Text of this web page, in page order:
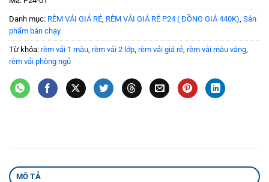
Danh mục: RÈM VẢI GIÁ RẺ, RÈM VẢI GIÁ RẺ P24 ( ĐỒNG GIÁ 440K), Sản
phẩm bán chạy
Từ khóa: rèm vải 1 màu, rèm vải 2 lớp, rèm vải giá rẻ, rèm vải màu vàng,
rèm vải phòng ngủ
MÔ TẢ